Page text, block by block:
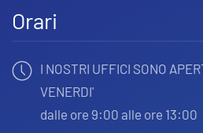
Orari
I NOSTRI UFFICI SONO
VENERDI'
dalle ore 9:00 alle ore 13:00